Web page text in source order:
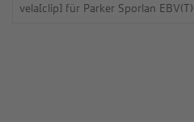
vela[clip] für Parker Sporlan